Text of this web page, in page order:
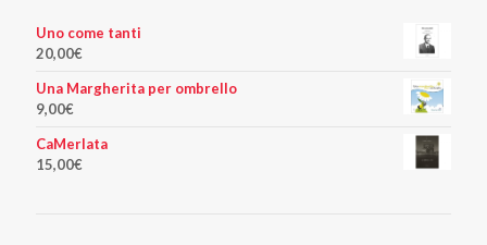
Uno come tanti
20,00€
Una Margherita per ombrello
9,00€
CaMerlata
15,00€